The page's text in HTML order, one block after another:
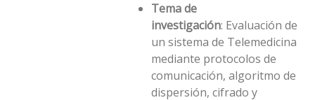
Tema de
investigación: Evaluación de
un sistema de Telemedicina
mediante protocolos de
comunicación, algoritmo de
dispersión, cifrado y